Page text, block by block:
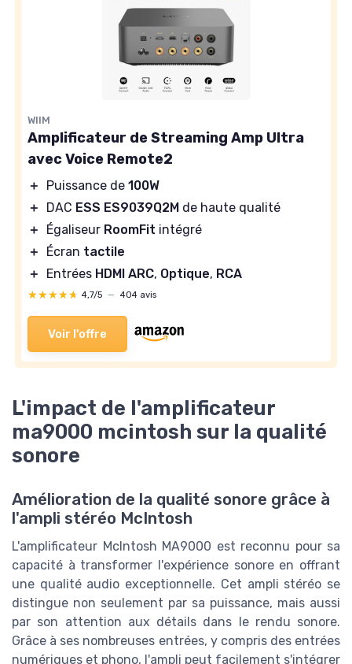
WIIM
Amplificateur de Streaming Amp Ultra
avec Voice Remote2
＋ Puissance de 100W
＋
DAC ESS ES9039Q2M de haute qualité
＋
Égaliseur RoomFit intégré
＋
Écran tactile
＋
Entrées HDMI ARC, Optique, RCA
★★★★★
★★★★★ 4,7/5 — 404 avis
Voir l'offre
L'impact de l'amplificateur
ma9000 mcintosh sur la qualité
sonore
Amélioration de la qualité sonore grâce à
l'ampli stéréo McIntosh
L'amplificateur McIntosh MA9000 est reconnu pour sa
capacité à transformer l'expérience sonore en offrant
une qualité audio exceptionnelle. Cet ampli stéréo se
distingue non seulement par sa puissance, mais aussi
par son attention aux détails dans le rendu sonore.
Grâce à ses nombreuses entrées, y compris des entrées
numériques et phono, l'ampli peut facilement s'intégrer